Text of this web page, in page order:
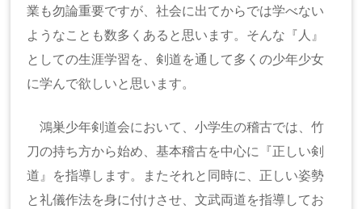
業も勿論重要ですが、社会に出てからでは学べない
ようなことも数多くあると思います。そんな『人』
としての生涯学習を、剣道を通して多くの少年少女
に学んで欲しいと思います。
鴻巣少年剣道会において、小学生の稽古では、竹
刀の持ち方から始め、基本稽古を中心に『正しい剣
道』を指導します。またそれと同時に、正しい姿勢
と礼儀作法を身に付けさせ、文武両道を指導してお